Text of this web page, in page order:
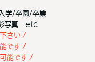
学/卒園/卒業
影写真 etc
さい！
です！
能です！